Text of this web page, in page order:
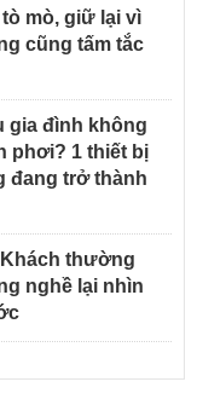
mò, giữ lại vì
cũng tấm tắc
gia đình không
phơi? 1 thiết bị
đang trở thành
thường
nghề lại nhìn